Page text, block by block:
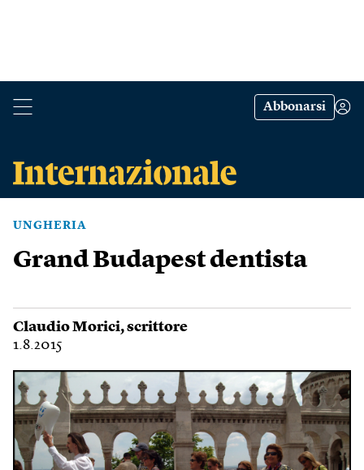
Abbonarsi
UNGHERIA
Grand Budapest dentista
Claudio Morici, scrittore
1.8.2015